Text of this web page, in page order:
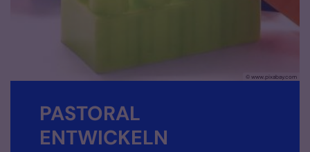
© www.pixabay.com
PASTORAL
ENTWICKELN